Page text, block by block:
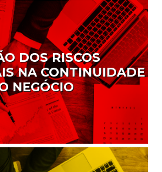
DOS RISCOS
NA CONTINUIDADE
NEGÓCIO